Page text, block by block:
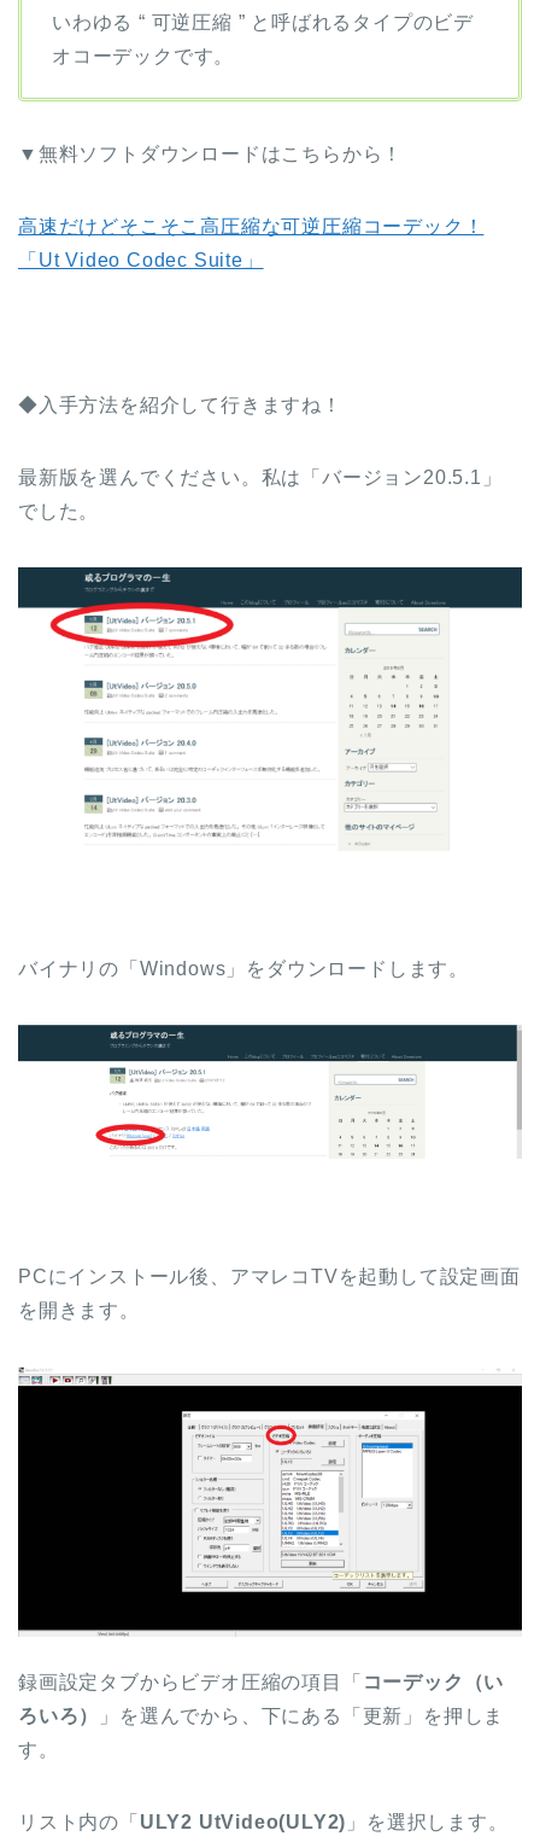
いわゆる “ 可逆圧縮 ” と呼ばれるタイプのビデ
オコーデックです。
▼無料ソフトダウンロードはこちらから！
高速だけどそこそこ高圧縮な可逆圧縮コーデック！
「Ut Video Codec Suite」
◆入手方法を紹介して行きますね！
最新版を選んでください。私は「バージョン20.5.1」
でした。
バイナリの「Windows」をダウンロードします。
PCにインストール後、アマレコTVを起動して設定画面
を開きます。
録画設定タブからビデオ圧縮の項目「 コーデック（い
ろいろ）
」を選んでから、下にある「更新」を押しま
す。
リスト内の「 ULY2 UtVideo(ULY2) 」を選択します。